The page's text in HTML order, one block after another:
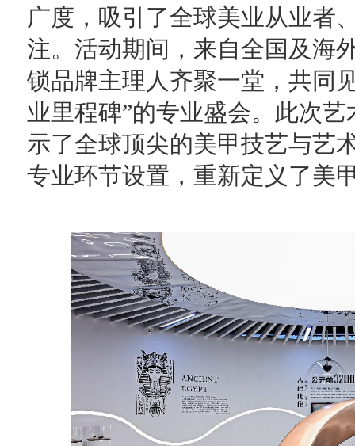
广度，吸引了全球美业从业者
注。活动期间，来自全国及海
锁品牌主理人齐聚一堂，共同
业里程碑”的专业盛会。此次
示了全球顶尖的美甲技艺与艺
专业环节设置，重新定义了美